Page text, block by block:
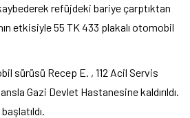
refüjdeki bariye çarptıktan
etkisiyle 55 TK 433 plakalı otomobil
sürüsü Recep E. , 112 Acil Servis
Gazi Devlet Hastanesine kaldırıldı.